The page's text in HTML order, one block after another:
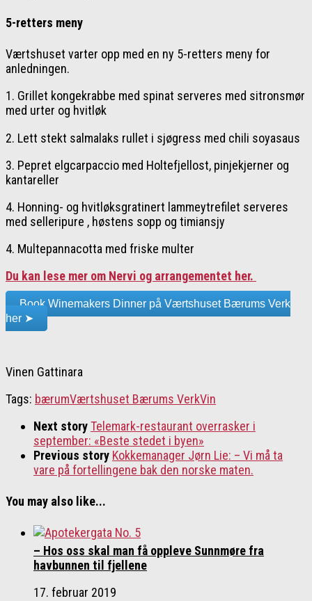
5-retters meny
Værtshuset varter opp med en ny 5-retters meny for
anledningen.
1. Grillet kongekrabbe med spinat serveres med sitronsmør
med urter og hvitløk
2. Lett stekt salmalaks rullet i sjøgress med chili soyasaus
3. Pepret elgcarpaccio med Holtefjellost, pinjekjerner og
kantareller
4. Honning- og hvitløksgratinert lammeytrefilet serveres
med selleripure , høstens sopp og timiansjy
4. Multepannacotta med friske multer
Du kan lese mer om Nervi og arrangementet her.
Book Winemakers Dinner på Værtshuset Bærums Verk
her ➤
Vinen Gattinara
Tags: bærumVærtshuset Bærums VerkVin
Next storyTelemark-restaurant overrasker i
september: «Beste stedet i byen»
Previous story Kokkemanager Jørn Lie: – Vi må ta
vare på fortellingene bak den norske maten.
You may also like...
– Hos oss skal man få oppleve Sunnmøre fra
havbunnen til fjellene
17. februar 2019